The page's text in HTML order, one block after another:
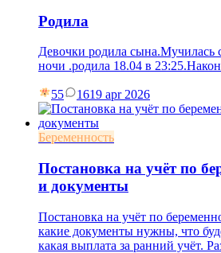
Родила
Девочки родила сына.Мучилась
ночи .родила 18.04 в
55 1619 apr 2026
Беременность
Постановка на учёт по
и документы
Постановка на учёт по
какие документы нужны, что
какая выплата за ранний учёт.